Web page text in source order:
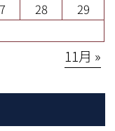
28
29
11月 »